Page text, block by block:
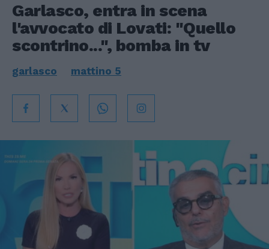
Garlasco, entra in scena
l'avvocato di Lovati: "Quello
scontrino...", bomba in tv
garlasco mattino 5